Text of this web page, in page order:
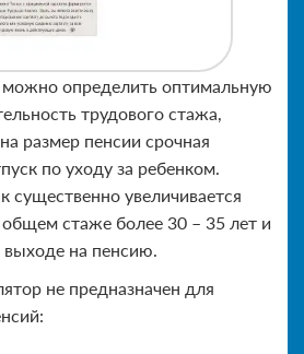
можно определить оптимальную
трудового стажа,
размер пенсии срочная
по уходу за ребенком.
существенно увеличивается
стаже более 30 – 35 лет и
на пенсию.
не предназначен для